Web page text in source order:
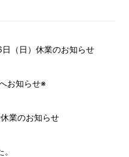
（日）休業のお知らせ
お知らせ※
業のお知らせ